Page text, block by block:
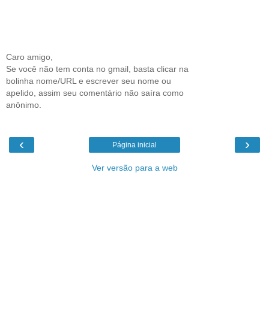
Caro amigo,
Se você não tem conta no gmail, basta clicar na
bolinha nome/URL e escrever seu nome ou
apelido, assim seu comentário não saíra como
anônimo.
‹ ›
Página inicial
Ver versão para a web